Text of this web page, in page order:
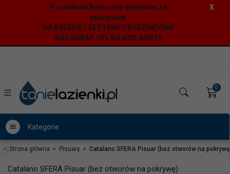
Produktów Besco nie wysyłamy za
pobraniem
NA BATERIE I ZESTAWY PRYSZNICOWE
AQG RABAT 10% NA KOD AQG10
X
0
Kategorie
Strona główna Pisuary Catalano SFERA Pisuar (bez otworów na
Catalano SFERA Pisuar (bez otworów na pokrywę)